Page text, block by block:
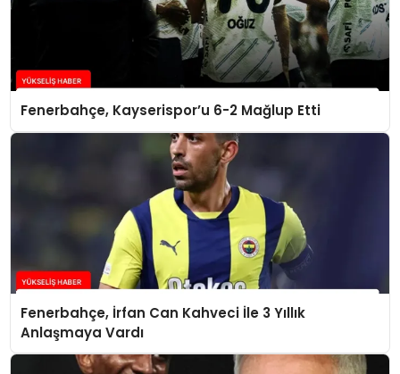
Fenerbahçe, Kayserispor’u 6-2 Mağlup Etti
Fenerbahçe, İrfan Can Kahveci İle 3 Yıllık
Anlaşmaya Vardı